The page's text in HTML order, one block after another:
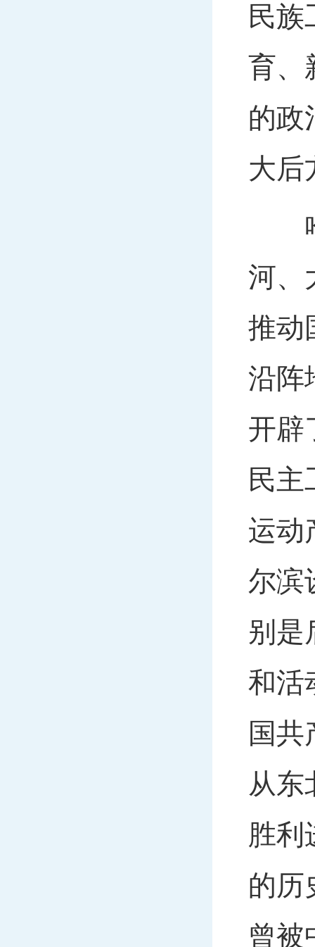
民族
育、
的政
大后
哈
河、
推动
沿阵
开辟
民主
运动
尔滨
别是
和活
国
从东
胜利
的历
曾被